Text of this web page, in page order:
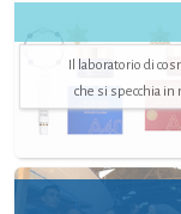
Il laboratorio di
che si specchia in